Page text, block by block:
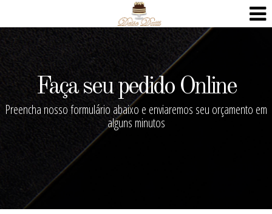
Faça seu pedido Online
Preencha nosso formulário abaixo e enviaremos seu orçamento em
alguns minutos